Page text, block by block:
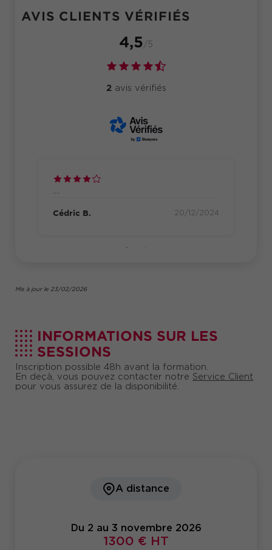
AVIS CLIENTS VÉRIFIÉS
4,5/5
2 avis vérifiés
Cédric B. 20/12/2024
Mis à jour le 23/02/2026
INFORMATIONS SUR LES
SESSIONS
Inscription possible 48h avant la formation.
En deçà, vous pouvez contacter notre Service Client
pour vous assurez de la disponibilité.
A distance
Du 2 au 3 novembre 2026
1300 € HT